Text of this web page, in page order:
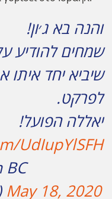
והנה בא ג׳ון!
שמחים להודיע
שיביא יחד איתו
לפרקט.
יאללה הפועל!
UdIupYlSFH
May 18, 2020